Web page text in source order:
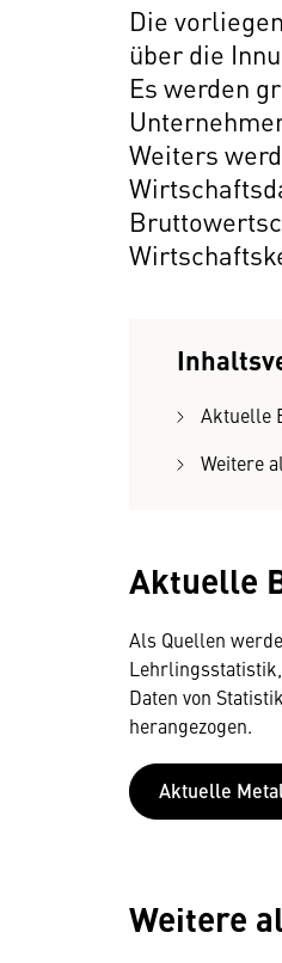
Die
über die
Es werden
Weiters
Aktuelle
Weitere
Aktuelle
Als Quellen
Daten von
herangezogen.
Aktuelle
Weitere